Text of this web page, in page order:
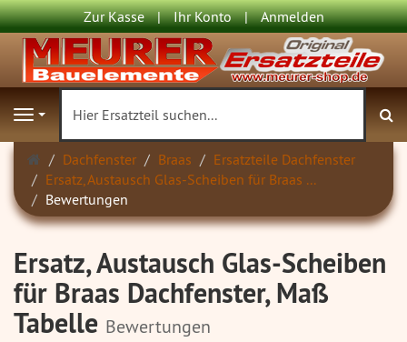
Zur Kasse Ihr Konto Anmelden
Navigation
Startseite
Dachfenster Braas
Ersatzteile Dachfenster
Ersatz, Austausch Glas-Scheiben für Braas ...
Bewertungen
Ersatz, Austausch Glas-Scheiben
für Braas Dachfenster, Maß
Tabelle Bewertungen